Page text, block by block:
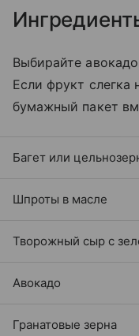
Выбирайте
Если фрукт слегка
бумажный пакет
Багет или
Шпроты в масле
Творожный сыр с
Авокадо
Гранатовые зерна